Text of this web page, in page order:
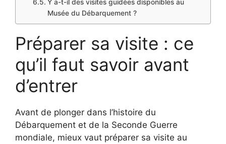
Y a-t-il des visites guidées disponibles au
Musée du Débarquement ?
Préparer sa visite : ce
qu’il faut savoir avant
d’entrer
Avant de plonger dans l’histoire du
Débarquement et de la Seconde Guerre
mondiale, mieux vaut préparer sa visite au